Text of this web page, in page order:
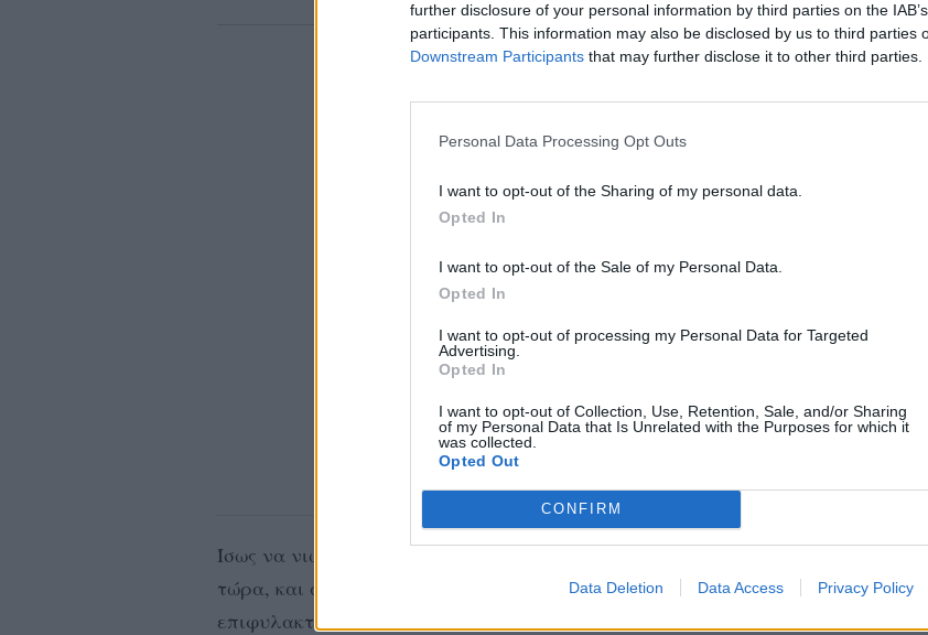
further disclosure of your personal information by third parties on the
participants. This information may also be disclosed by us to third parties
Downstream Participants that may further disclose it to other third parties.
Personal Data Processing Opt Outs
I want to opt-out of the Sharing of my personal data.
Opted In
I want to opt-out of the Sale of my Personal Data.
Opted In
I want to opt-out of processing my Personal Data for Targeted
Advertising.
Opted In
I want to opt-out of Collection, Use, Retention, Sale, and/or Sharing
of my Personal Data that Is Unrelated with the Purposes for which it
was collected.
Opted Out
CONFIRM
Data Deletion Data Access Privacy Policy
ΔΙΑΦΗΜΙΣΗ
Ίσως να νιώθετε δυσφορία με μια κατάσταση της ζωής σας
τώρα, και αυτό να σας έχει κάνει περισσότερο
επιφυλακτικούς.